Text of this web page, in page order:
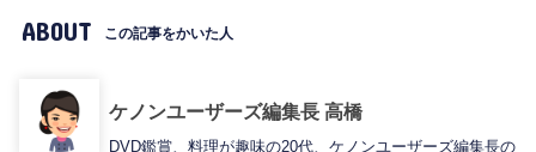
ABOUT この記事をかいた人
ケノンユーザーズ編集長 高橋
DVD鑑賞、料理が趣味の20代、ケノンユーザーズ編集長の